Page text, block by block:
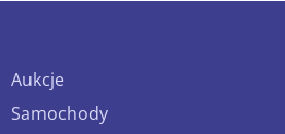
Aukcje
Samochody